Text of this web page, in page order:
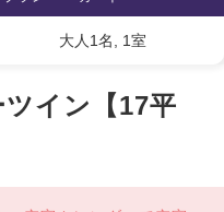
大人1名, 1室
ツイン【17平